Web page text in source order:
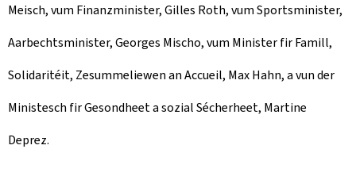
Meisch, vum Finanzminister, Gilles Roth, vum Sportsminister,
Aarbechtsminister, Georges Mischo, vum Minister fir Famill,
Solidaritéit, Zesummeliewen an Accueil, Max Hahn, a vun der
Ministesch fir Gesondheet a sozial Sécherheet, Martine
Deprez.